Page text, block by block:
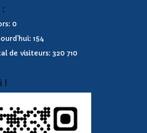
0
154
de visiteurs: 320 710
!